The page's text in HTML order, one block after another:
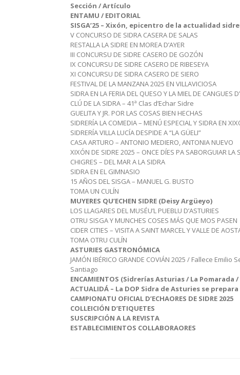
Sección / Artículo
ENTAMU / EDITORIAL
SISGA’25 – Xixón, epicentro de la actualidad
V CONCURSO DE SIDRA CASERA DE SALAS
RESTALLA LA SIDRE EN MOREA D’AYER
III CONCURSU DE SIDRE CASERO DE GOZÓN
IX CONCURSU DE SIDRE CASERO DE RIBESEYA
XI CONCURSU DE SIDRA CASERO DE SIERO
FESTIVAL DE LA MANZANA 2025 EN VILLAVICIOSA
SIDRA EN LA FERIA DEL QUESO Y LA MIEL DE CANGUES
CLÚ DE LA SIDRA – 41ª Clas d’Echar Sidre
GUELITA Y JR. POR LAS COSAS BIEN HECHAS
SIDRERÍA LA COMEDIA – MENÚ ESPECIAL Y SIDRA EN
SIDRERÍA VILLA LUCÍA DESPIDE A “LA GÜELI”
CASA ARTURO – ANTONIO MEDIERO, ANTONIA NUEVO
XIXÓN DE SIDRE 2025 – ONCE DÍES PA SABORGUIAR LA
CHIGRES – DEL MAR A LA SIDRA
SIDRA EN EL GIMNASIO
15 AÑOS DEL SISGA – MANUEL G. BUSTO
TOMA UN CULÍN
MUYERES QU’ECHEN SIDRE (Deisy Argüeyo)
LOS LLAGARES DEL MUSÉU’L PUEBLU D’ASTURIES
OTRU SISGA Y MUNCHES COSES MÁS QUE MOS PASEN
CIDER CITIES – VISITA A SAINT MARCEL Y VALLE DE
TOMA OTRU CULÍN
ASTURIES GASTRONÓMICA
JAMÓN IBÉRICO GRANDE COVIÁN 2025 / Fallece
Santiago
ENCAMIENTOS (Sidrerías Asturias / La Pomarada /
ACTUALIDÁ – La DOP Sidra de Asturies se
CAMPIONATU OFICIAL D’ECHAORES DE SIDRE 2025
COLLEICIÓN D’ETIQUETES
SUSCRIPCIÓN A LA REVISTA
ESTABLECIMIENTOS COLLABORAORES